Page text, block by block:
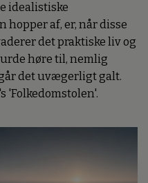
idealistiske
af, er, når disse
det praktiske liv og
høre til, nemlig
det uvægerligt galt.
'Folkedomstolen'.